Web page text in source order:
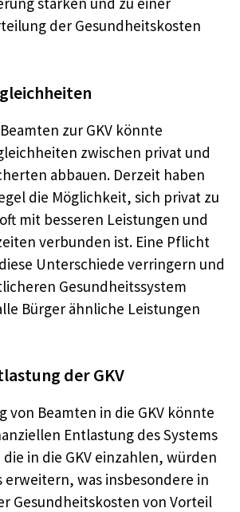
der Gesundheitskosten
zur GKV könnte
zwischen privat und
abbauen. Derzeit haben
die Möglichkeit, sich privat zu
mit besseren Leistungen und
verbunden ist. Eine Pflicht
Unterschiede verringern und
Gesundheitssystem
Bürger ähnliche Leistungen
der GKV
von Beamten in die GKV könnte
Entlastung des Systems
in die GKV einzahlen, würden
erweitern, was insbesondere in
Gesundheitskosten von Vorteil